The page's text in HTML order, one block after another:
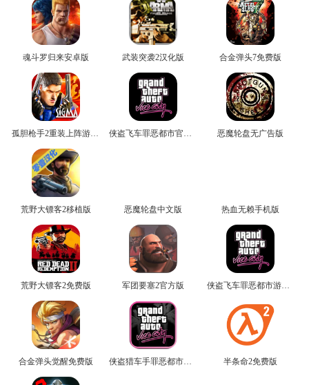
魂斗罗归来安卓版 武装突袭2汉化版 合金弹头7免费版
恶魔轮盘无广告版
荒野大镖客2移植版 恶魔轮盘中文版 热血无赖手机版
荒野大镖客2免费版 军团要塞2官方版 侠盗飞车罪恶都市游戏最新版
合金弹头觉醒免费版 半条命2免费版